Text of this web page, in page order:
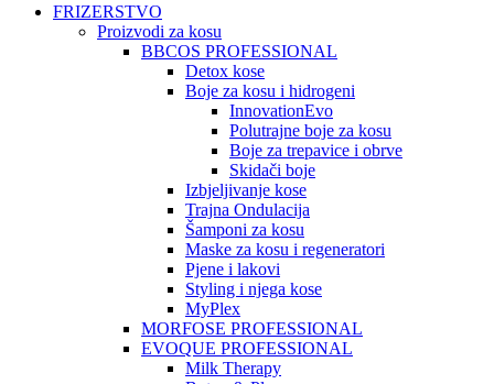
FRIZERSTVO
Proizvodi za kosu
BBCOS PROFESSIONAL
Detox kose
Boje za kosu i hidrogeni
InnovationEvo
Polutrajne boje za kosu
Boje za trepavice i obrve
Skidači boje
Izbjeljivanje kose
Trajna Ondulacija
Šamponi za kosu
Maske za kosu i regeneratori
Pjene i lakovi
Styling i njega kose
MyPlex
MORFOSE PROFESSIONAL
EVOQUE PROFESSIONAL
Milk Therapy